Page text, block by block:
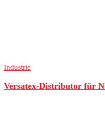
Industrie
Versatex-Distributor für